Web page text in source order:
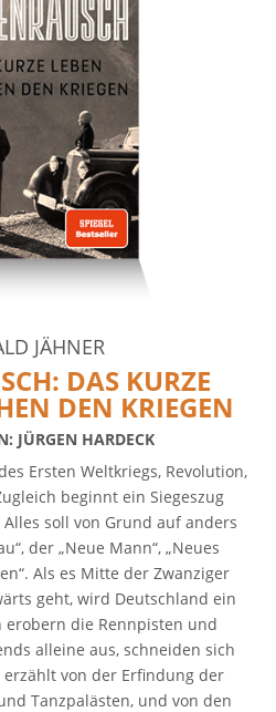
JÄHNER
DAS KURZE
DEN KRIEGEN
JÜRGEN HARDECK
Ersten Weltkriegs, Revolution,
beginnt ein Siegeszug
soll von Grund auf anders
der „Neue Mann“, „Neues
Als es Mitte der Zwanziger
geht, wird Deutschland ein
erobern die Rennpisten und
alleine aus, schneiden sich
erzählt von der Erfindung der
Tanzpalästen, und von den